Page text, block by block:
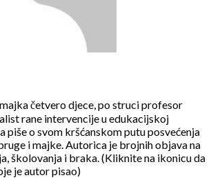
četvero djece, po struci profesor
rane intervencije u edukacijskoj
piše o svom kršćanskom putu posvećenja
i majke. Autorica je brojnih objava na
školovanja i braka. (Kliknite na ikonicu da
je autor pisao)